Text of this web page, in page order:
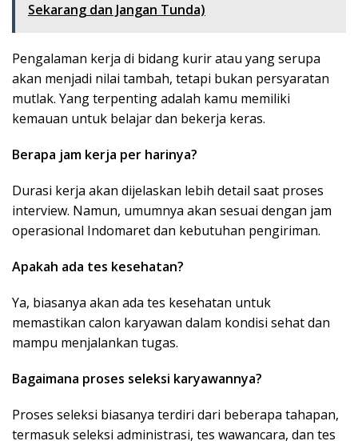
Sekarang dan Jangan Tunda)
Pengalaman kerja di bidang kurir atau yang serupa
akan menjadi nilai tambah, tetapi bukan persyaratan
mutlak. Yang terpenting adalah kamu memiliki
kemauan untuk belajar dan bekerja keras.
Berapa jam kerja per harinya?
Durasi kerja akan dijelaskan lebih detail saat proses
interview. Namun, umumnya akan sesuai dengan jam
operasional Indomaret dan kebutuhan pengiriman.
Apakah ada tes kesehatan?
Ya, biasanya akan ada tes kesehatan untuk
memastikan calon karyawan dalam kondisi sehat dan
mampu menjalankan tugas.
Bagaimana proses seleksi karyawannya?
Proses seleksi biasanya terdiri dari beberapa tahapan,
termasuk seleksi administrasi, tes wawancara, dan tes